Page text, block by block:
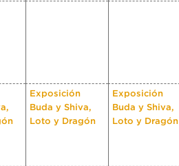
Exposición
Buda y Shiva,
Loto y Dragón
Exposición
Buda y Shiva,
Loto y Dragón